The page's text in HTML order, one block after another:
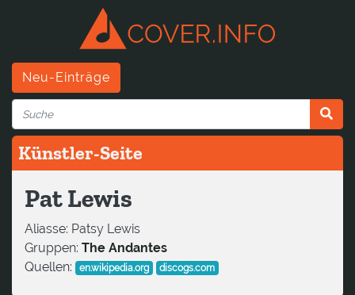
Neu-Einträge
Künstler-Seite
Pat Lewis
Aliasse: Patsy Lewis
Gruppen: The Andantes
Quellen:
en.wikipedia.org discogs.com